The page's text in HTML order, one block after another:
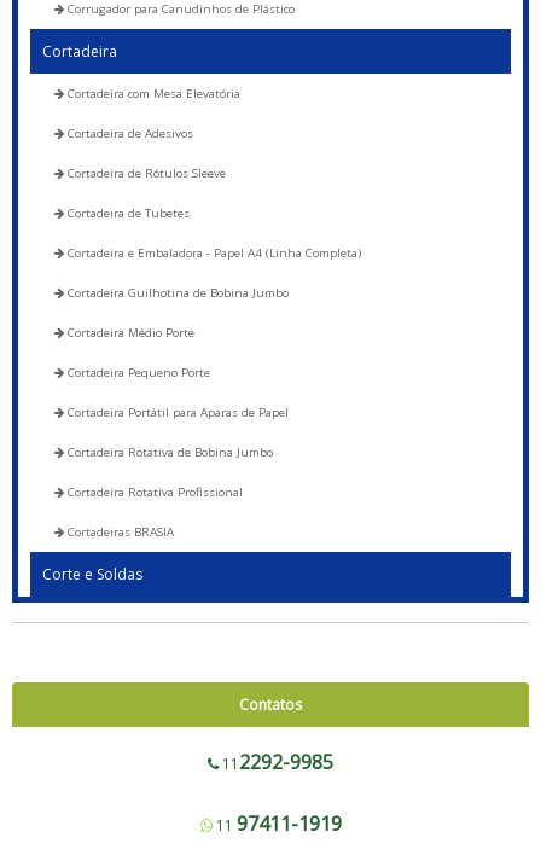
Corrugador para Canudinhos de Plástico
Cortadeira
Cortadeira com Mesa Elevatória
Cortadeira de Adesivos
Cortadeira de Rótulos Sleeve
Cortadeira de Tubetes
Cortadeira e Embaladora - Papel A4 (Linha Completa)
Cortadeira Guilhotina de Bobina Jumbo
Cortadeira Médio Porte
Cortadeira Pequeno Porte
Cortadeira Portátil para Aparas de Papel
Cortadeira Rotativa de Bobina Jumbo
Cortadeira Rotativa Profissional
Cortadeiras BRASIA
Corte e Soldas
Corte e Solda 1000 para Envelope de Segurança, Sacos de Correios e Sacos
Corte e Solda Fundo - 600 a 1200
Corte e Solda Fundo e Lateral 900
Contatos
11 2292-9985
11 97411-1919